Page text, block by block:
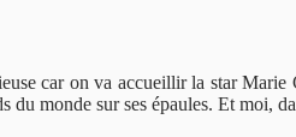
car on va accueillir la star
monde sur ses épaules. Et moi,